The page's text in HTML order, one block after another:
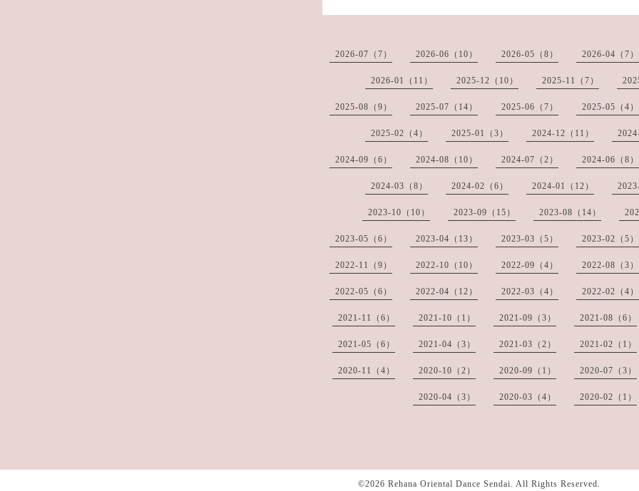
2026-07（7） 2026-06（10） 2026-05（8） 2026-04（7）
2026-01（11） 2025-12（10） 2025-11（7）
2025-08（9） 2025-07（14） 2025-06（7） 2025-05（4）
2025-02（4） 2025-01（3） 2024-12（11）
2024-09（6） 2024-08（10） 2024-07（2） 2024-06（8）
2024-03（8） 2024-02（6） 2024-01（12）
2023-10（10） 2023-09（15） 2023-08（14）
2023-05（6） 2023-04（13） 2023-03（5） 2023-02（5）
2022-11（9） 2022-10（10） 2022-09（4） 2022-08（3）
2022-05（6） 2022-04（12） 2022-03（4） 2022-02（4）
2021-11（6） 2021-10（1） 2021-09（3） 2021-08（6）
2021-05（6） 2021-04（3） 2021-03（2） 2021-02（1）
2020-11（4） 2020-10（2） 2020-09（1） 2020-07（3）
2020-04（3） 2020-03（4） 2020-02（1）
©2026 Rehana Oriental Dance Sendai. All Rights Reserved.